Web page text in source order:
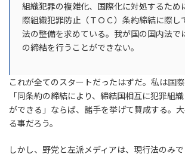
組織犯罪の複雑化、国際化に対処するため
際組織犯罪防止（ＴＯＣ）条約締結に際し
法の整備を求めている。我が国の国内法で
の締結を行うことができない。
これが全てのスタートだったはずだ。私は国際
「同条約の締結により、締結国相互に犯罪組
ができる」ならば、諸手を挙げて賛成する。
る事だろう。
しかし、野党と左派メディアは、現行法のみ